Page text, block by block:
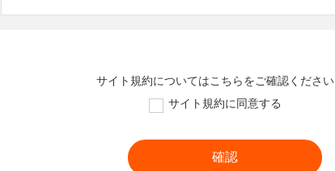
サイト規約についてはこちらをご確認ください
サイト規約に同意する